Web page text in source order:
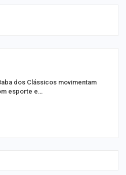
dos Clássicos movimentam
esporte e…